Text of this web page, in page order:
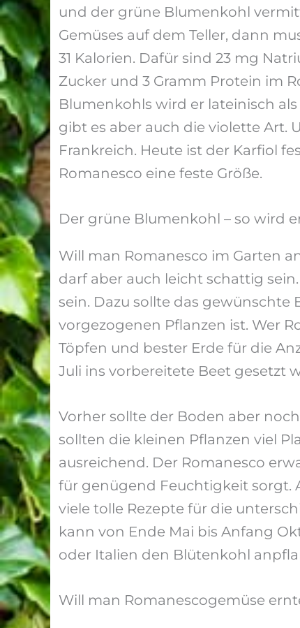
und der grüne Blumenkohl
Gemüses auf dem Teller, dann
31 Kalorien. Dafür sind 23 mg
Zucker und 3 Gramm Protein im
Blumenkohls wird er lateinisch
gibt es aber auch die violette Art.
Frankreich. Heute ist der Karfiol
Romanesco eine feste Größe.
Der grüne Blumenkohl – so wird
Will man Romanesco im Garten
darf aber auch leicht schattig
sein. Dazu sollte das
vorgezogenen Pflanzen ist. Wer
Töpfen und bester Erde für die
Juli ins vorbereitete Beet gesetzt
Vorher sollte der Boden aber
sollten die kleinen Pflanzen viel
ausreichend. Der Romanesco
für genügend Feuchtigkeit sorgt.
viele tolle Rezepte für die
kann von Ende Mai bis Anfang
oder Italien den Blütenkohl
Will man Romanescogemüse